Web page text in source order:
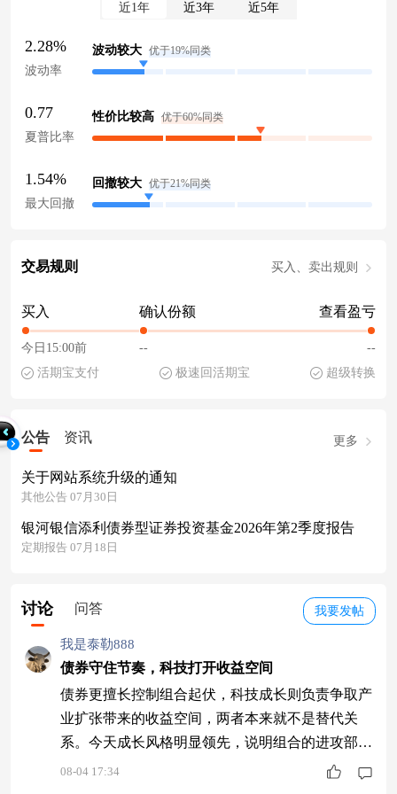
近1年 近3年 近5年
2.28%
波动率
波动较大 优于19%同类
0.77
夏普比率
性价比较高 优于60%同类
1.54%
最大回撤
回撤较大 优于21%同类
交易规则 买入、卖出规则
买入
今日15:00前
确认份额
--
查看盈亏
--
活期宝支付
极速回活期宝 超级转换
公告 资讯 更多
关于网站系统升级的通知
其他公告 07月30日
银河银信添利债券型证券投资基金2026年第2季度报告
定期报告 07月18日
我要发帖
讨论 问答
我是泰勒888
债券守住节奏，科技打开收益空间
债券更擅长控制组合起伏，科技成长则负责争取产
业扩张带来的收益空间，两者本来就不是替代关
系。今天成长风格明显领先，说明组合的进攻部分
又有了更好的发挥环境。红土创新新科技股票A(0
08-04 17:34